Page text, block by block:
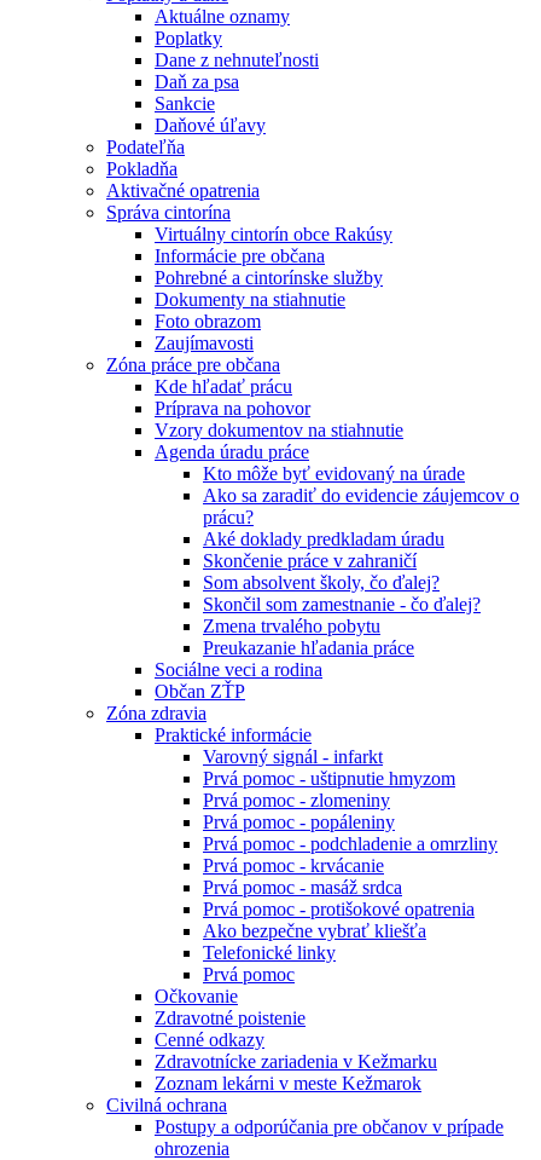
Aktuálne oznamy
Poplatky
Dane z nehnuteľnosti
Daň za psa
Sankcie
Daňové úľavy
Podateľňa
Pokladňa
Aktivačné opatrenia
Správa cintorína
Virtuálny cintorín obce Rakúsy
Informácie pre občana
Pohrebné a cintorínske služby
Dokumenty na stiahnutie
Foto obrazom
Zaujímavosti
Zóna práce pre občana
Kde hľadať prácu
Príprava na pohovor
Vzory dokumentov na stiahnutie
Agenda úradu práce
Kto môže byť evidovaný na úrade
Ako sa zaradiť do evidencie záujemcov o
prácu?
Aké doklady predkladam úradu
Skončenie práce v zahraničí
Som absolvent školy, čo ďalej?
Skončil som zamestnanie - čo ďalej?
Zmena trvalého pobytu
Preukazanie hľadania práce
Sociálne veci a rodina
Občan ZŤP
Zóna zdravia
Praktické informácie
Varovný signál - infarkt
Prvá pomoc - uštipnutie hmyzom
Prvá pomoc - zlomeniny
Prvá pomoc - popáleniny
Prvá pomoc - podchladenie a omrzliny
Prvá pomoc - krvácanie
Prvá pomoc - masáž srdca
Prvá pomoc - protišokové opatrenia
Ako bezpečne vybrať kliešťa
Telefonické linky
Prvá pomoc
Očkovanie
Zdravotné poistenie
Cenné odkazy
Zdravotnícke zariadenia v Kežmarku
Zoznam lekárni v meste Kežmarok
Civilná ochrana
Postupy a odporúčania pre občanov v prípade
ohrozenia